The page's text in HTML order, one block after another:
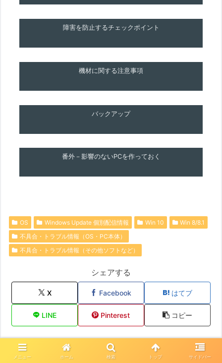
障害を防止するチェックポイント
機材に関する注意事項
バックアップ
番外－影響のないPCを作っておく
OS Windows Update 個別配信情報 Win 10
Win 8/8.1
不具合・トラブル情報（OS・PC本体）
不具合・トラブル情報（その他ソフトなど）
シェアする
X Facebook はてブ
LINE Pinterest コピー
ジャミラをフォローする
メニュー ホーム 検索 トップ サイドバー